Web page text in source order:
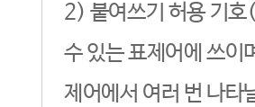
2) 붙여쓰기 허용 기호
수 있는 표제어에 쓰이
제어에서 여러 번 나타